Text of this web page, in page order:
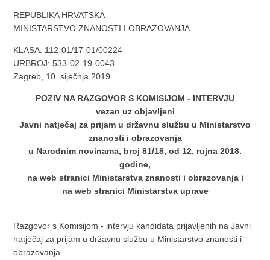
REPUBLIKA HRVATSKA
MINISTARSTVO ZNANOSTI I OBRAZOVANJA
KLASA: 112-01/17-01/00224
URBROJ: 533-02-19-0043
Zagreb, 10. siječnja 2019.
POZIV NA RAZGOVOR S KOMISIJOM - INTERVJU
vezan uz objavljeni
Javni natječaj za prijam u državnu službu u Ministarstvo
znanosti i obrazovanja
u Narodnim novinama, broj 81/18, od 12. rujna 2018.
godine,
na web stranici Ministarstva znanosti i obrazovanja i
na web stranici Ministarstva uprave
Razgovor s Komisijom - intervju kandidata prijavljenih na Javni
natječaj za prijam u državnu službu u Ministarstvo znanosti i
obrazovanja